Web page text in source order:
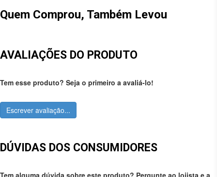
Quem Comprou, Também Levou
AVALIAÇÕES DO PRODUTO
Tem esse produto? Seja o primeiro a avaliá-lo!
Escrever avaliação...
DÚVIDAS DOS CONSUMIDORES
Tem alguma dúvida sobre este produto? Pergunte ao lojista e a